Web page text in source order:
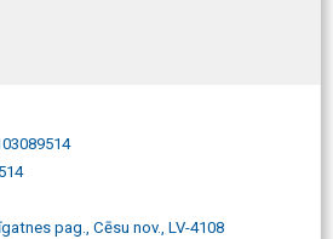
pag., Cēsu nov., LV-4108